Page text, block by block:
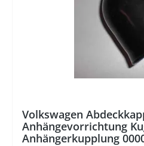
Volkswagen
Anhängevorrichtung
Anhängerkupplung